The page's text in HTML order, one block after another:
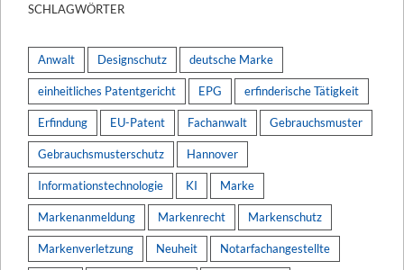
SCHLAGWÖRTER
Anwalt Designschutz deutsche Marke
einheitliches Patentgericht EPG erfinderische Tätigkeit
Erfindung EU-Patent Fachanwalt Gebrauchsmuster
Gebrauchsmusterschutz Hannover
Informationstechnologie KI Marke
Markenanmeldung Markenrecht Markenschutz
Markenverletzung Neuheit Notarfachangestellte